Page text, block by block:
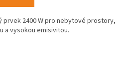
prvek 2400 W pro nebytové prostory,
a vysokou emisivitou.